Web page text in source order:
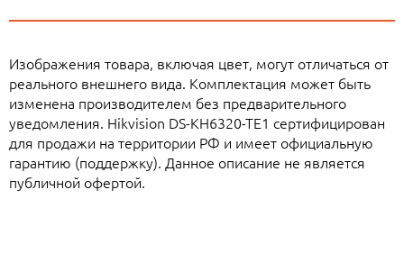
Изображения товара, включая цвет, могут отличаться от
реального внешнего вида. Комплектация может быть
изменена производителем без предварительного
уведомления. Hikvision DS-KH6320-TE1 сертифицирован
для продажи на территории РФ и имеет официальную
гарантию (поддержку). Данное описание не является
публичной офертой.